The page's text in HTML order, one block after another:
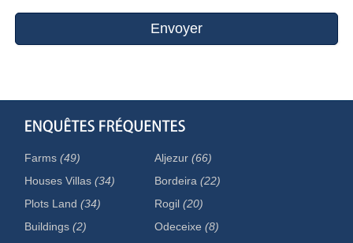
Farms(49)
Houses Villas(34)
Plots Land(34)
Buildings(2)
Aljezur(66)
Bordeira(22)
Rogil(20)
Odeceixe(8)